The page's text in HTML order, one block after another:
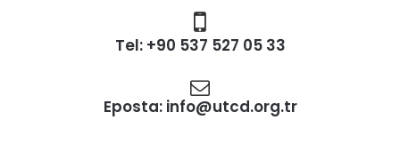
Tel: +90 537 527 05 33
Eposta: info@utcd.org.tr